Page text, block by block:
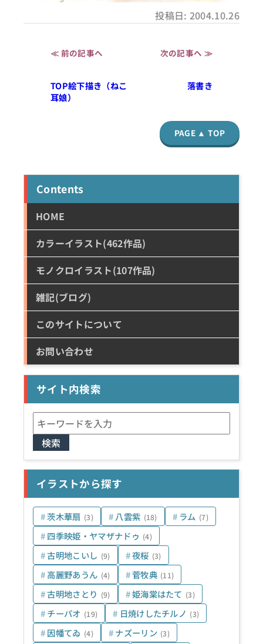
投稿日: 2004.10.26
≪ 前の記事へ
TOP絵下描き（ねこ
耳娘）
次の記事へ ≫
落書き
PAGE ▲ TOP
Contents
HOME
カラーイラスト(462作品)
モノクロイラスト(107作品)
雑記(ブログ)
このサイトについて
お問い合わせ
サイト内検索
検
索:
イラストから探す
茨木華扇 (3) 八雲紫 (18) ラム (7)
四季映姫・ヤマザナドゥ (4)
古明地こいし (9) 夜桜 (3)
高麗野あうん (4) 菅牧典 (11)
古明地さとり (9) 姫海棠はたて (3)
チーパオ (19) 日焼けしたチルノ (3)
因幡てゐ (4) ナズーリン (3)